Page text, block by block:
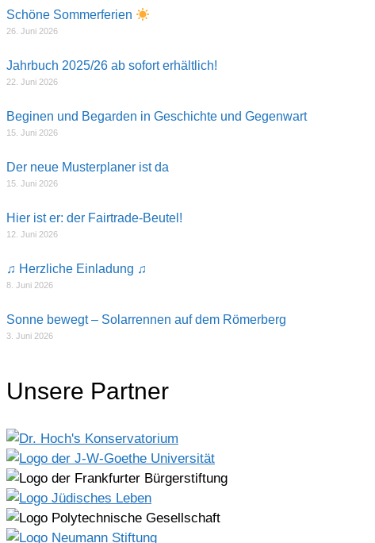
Schöne Sommerferien
26. Juni 2026
Jahrbuch 2025/26 ab sofort erhältlich!
22. Juni 2026
Beginen und Begarden in Geschichte und Gegenwart
15. Juni 2026
Der neue Musterplaner ist da
15. Juni 2026
Hier ist er: der Fairtrade-Beutel!
12. Juni 2026
♫ Herzliche Einladung ♫
8. Juni 2026
Sonne bewegt – Solarrennen auf dem Römerberg
3. Juni 2026
Unsere Partner